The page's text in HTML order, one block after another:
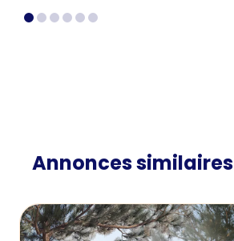
Annonces similaires